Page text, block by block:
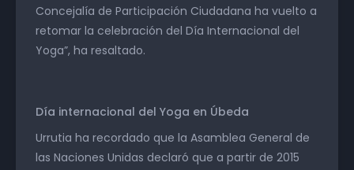
Concejalía de Participación Ciudadana ha vuelto a
retomar la celebración del Día Internacional del
Yoga”, ha resaltado.
Día internacional del Yoga en Úbeda
Urrutia ha recordado que la Asamblea General de
las Naciones Unidas declaró que a partir de 2015